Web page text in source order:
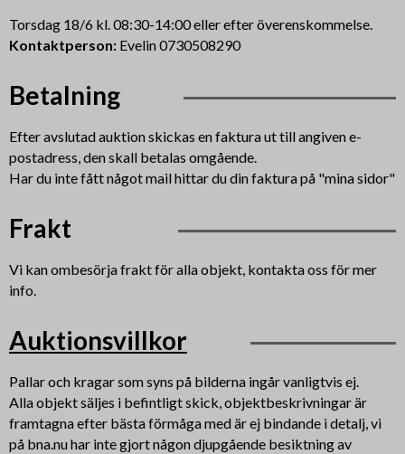
Torsdag 18/6 kl. 08:30-14:00 eller efter överenskommelse.
Kontaktperson:Evelin 0730508290
Betalning
Efter avslutad auktion skickas en faktura ut till angiven e-
postadress, den skall betalas omgående.
Har du inte fått något mail hittar du din faktura på "mina sidor"
Frakt
Vi kan ombesörja frakt för alla objekt, kontakta oss för mer
info.
Auktionsvillkor
Pallar och kragar som syns på bilderna ingår vanligtvis ej.
Alla objekt säljes i befintligt skick, objektbeskrivningar är
framtagna efter bästa förmåga med är ej bindande i detalj, vi
på bna.nu har inte gjort någon djupgående besiktning av